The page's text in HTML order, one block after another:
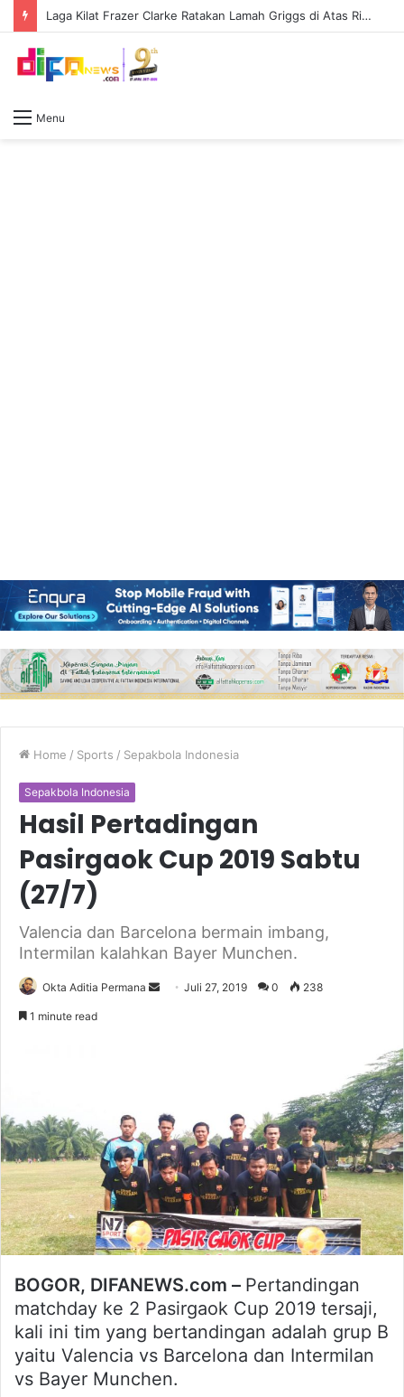
Keluar Rumah Langsung Kabur, Pria di Lubuk Linggau Ditangkap Polisi, Sabu 0,79 Gram Ditemukan
Menu
Home / Sports / Sepakbola Indonesia
Sepakbola Indonesia
Hasil Pertadingan
Pasirgaok Cup 2019 Sabtu
(27/7)
Valencia dan Barcelona bermain imbang,
Intermilan kalahkan Bayer Munchen.
Okta Aditia Permana
SendJuli 27, 2019 0 238
1 minute read
BOGOR, DIFANEWS.com – Pertandingan
matchday ke 2 Pasirgaok Cup 2019 tersaji,
kali ini tim yang bertandingan adalah grup B
yaitu Valencia vs Barcelona dan Intermilan
vs Bayer Munchen.